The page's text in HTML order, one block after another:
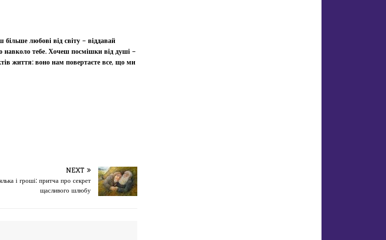
любові від світу – віддавай
тебе.Хочеш посмішки від душі –
життя: воно нам повертаєте все, що ми
NEXT
і гроші: притча про секрет
щасливого шлюбу